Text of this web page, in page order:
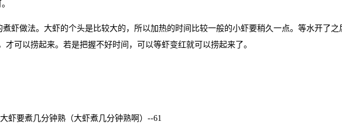
虾做法。大虾的个头是比较大的，所以加热的时间比较一般的小虾要稍久一点。等水开了之
才可以捞起来。若是把握不好时间，可以等虾变红就可以捞起来了。
虾要煮几分钟熟（大虾煮几分钟熟啊）--61